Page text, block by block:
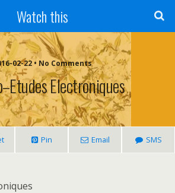
Watch this
02-22 • No Comments
Electroniques
Pin Email SMS